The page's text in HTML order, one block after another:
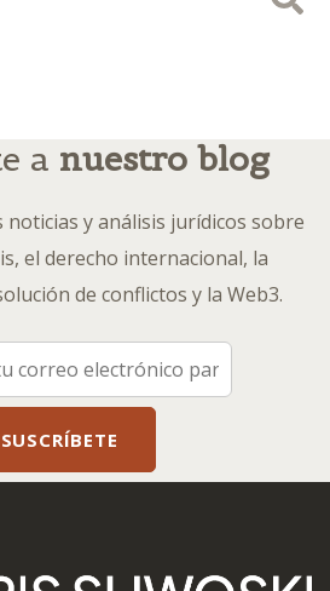
a nuestro blog
noticias y análisis jurídicos sobre
el derecho internacional, la
de conflictos y la Web3.